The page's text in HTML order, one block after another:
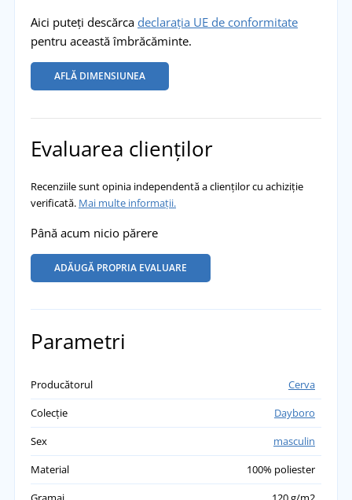
Aici puteți descărca declarația UE de conformitate
pentru această îmbrăcăminte.
AFLĂ DIMENSIUNEA
Evaluarea clienților
Recenziile sunt opinia independentă a clienților cu achiziție
verificată. Mai multe informații.
Până acum nicio părere
ADĂUGĂ PROPRIA EVALUARE
Parametri
Producătorul
Cerva
Colecție
Dayboro
Sex
masculin
Material
100% poliester